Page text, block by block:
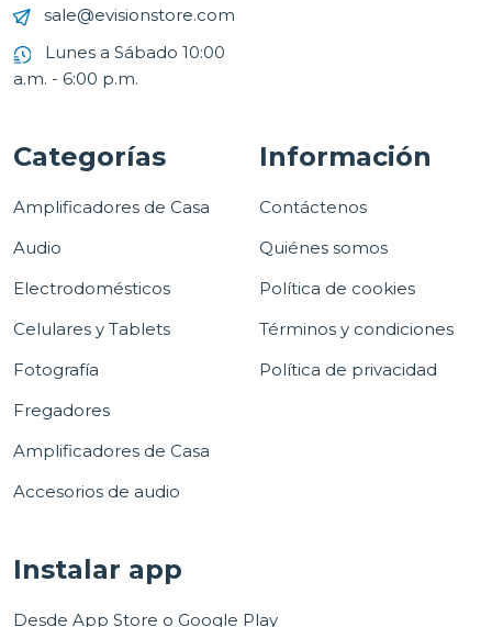
sale@evisionstore.com
Lunes a Sábado 10:00
a.m. - 6:00 p.m.
Categorías
Amplificadores de Casa
Audio
Electrodomésticos
Celulares y Tablets
Fotografía
Fregadores
Amplificadores de Casa
Accesorios de audio
Información
Contáctenos
Quiénes somos
Política de cookies
Términos y condiciones
Política de privacidad
Instalar app
Desde App Store o Google Play